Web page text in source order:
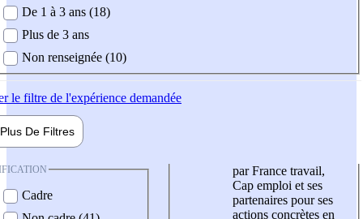
De 1 à 3 ans (18)
Plus de 3 ans
Non renseignée (10)
le filtre de l'expérience demandée
Plus De Filtres
Cadre
par France travail,
Cap emploi et ses
partenaires pour ses
actions concrètes en